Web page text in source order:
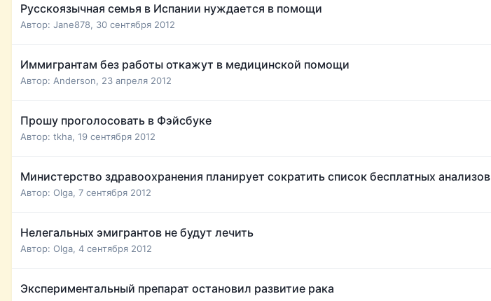
Русскоязычная семья в Испании нуждается в помощи
Автор: Jane878, 30 сентября 2012
Иммигрантам без работы откажут в медицинской помощи
Автор: Anderson, 23 апреля 2012
Прошу проголосовать в Фэйсбуке
Автор: tkha, 19 сентября 2012
Министерство здравоохранения планирует сократить список бесплатных анализов
Автор: Olga, 7 сентября 2012
Нелегальных эмигрантов не будут лечить
Автор: Olga, 4 сентября 2012
Экспериментальный препарат остановил развитие рака